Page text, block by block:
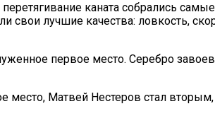
каната собрались самые
лучшие качества: ловкость,
первое место. Серебро
место, Матвей Нестеров стал вторым,